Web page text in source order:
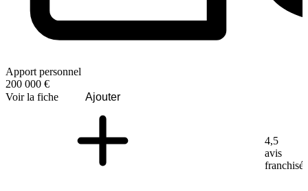
Apport personnel
200 000 €
Voir la fiche
Ajouter
4,5
avis
franchisé